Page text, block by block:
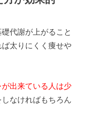
代謝が上がること
太りにくく痩せや
出来ている人は少
なければもちろん